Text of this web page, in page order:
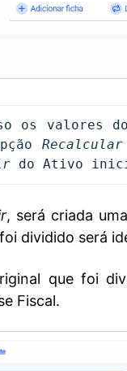
os valores
do Ativo
, será criada
dividido será
que foi
Fiscal.